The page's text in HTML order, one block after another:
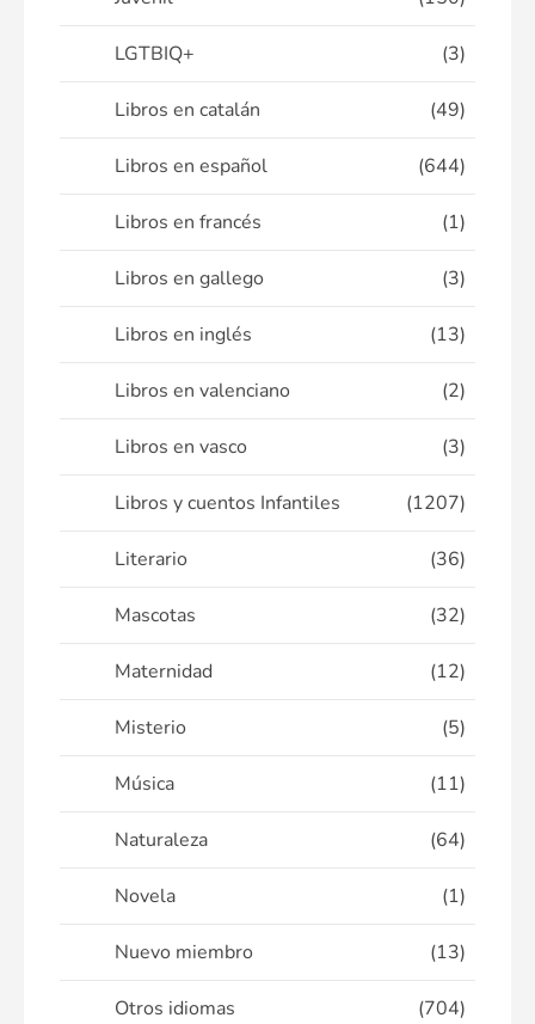
LGTBIQ+ (3)
Libros en catalán (49)
Libros en español (644)
Libros en francés (1)
Libros en gallego (3)
Libros en inglés (13)
Libros en valenciano (2)
Libros en vasco (3)
Libros y cuentos Infantiles (1207)
Literario (36)
Mascotas (32)
Maternidad (12)
Misterio (5)
Música (11)
Naturaleza (64)
Novela (1)
Nuevo miembro (13)
Otros idiomas (704)